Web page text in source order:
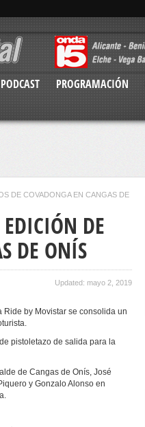
PODCAST PROGRAMACIÓN
DE COVADONGA EN CANGAS DE
DE
DE ONÍS
Updated: mayo 2, 2019
by Movistar se consolida un
pistoletazo de salida para la
de Cangas de Onís, José
y Gonzalo Alonso en